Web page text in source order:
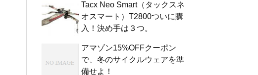
Tacx Neo Smart（タックスネ
オスマート）T2800ついに購
入！決め手は３つ。
アマゾン15%OFFクーポン
で、冬のサイクルウェアを準
備せよ！